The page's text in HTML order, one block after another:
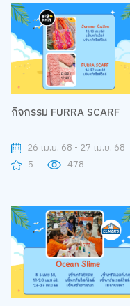
กิจกรรม FURRA SCARF
26 เม.ย. 68 - 27 เม.ย. 68
5
478